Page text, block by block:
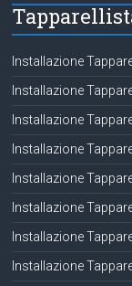
Installazione
Installazione
Installazione
Installazione
Installazione
Installazione
Installazione
Installazione